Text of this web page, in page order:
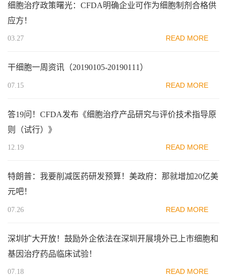
细胞治疗政策曙光：CFDA明确企业可作为细胞制剂合格供
应方！
03.27 READ MORE
干细胞一周资讯（20190105-20190111）
07.15 READ MORE
答19问！CFDA发布《细胞治疗产品研究与评价技术指导原
则（试行）》
12.19 READ MORE
特朗普：我要削减医药研发预算！美政府：那就增加20亿美
元吧！
07.26 READ MORE
深圳扩大开放！鼓励外企依法在深圳开展境外已上市细胞和
基因治疗药品临床试验！
07.18 READ MORE